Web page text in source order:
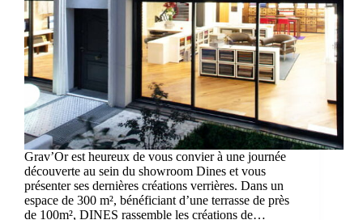
Grav’Or est heureux de vous convier à une journée
découverte au sein du showroom Dines et vous
présenter ses dernières créations verrières. Dans un
espace de 300 m², bénéficiant d’une terrasse de près
de 100m², DINES rassemble les créations de…